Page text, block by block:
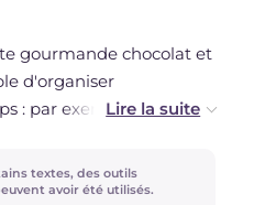
pouvez également la
sans la ganache
gourmande chocolat et
d'organiser
: par exemple, la pâte
la préparation de la
glaçage, puis la décorer
textes, des outils
avoir été utilisés.